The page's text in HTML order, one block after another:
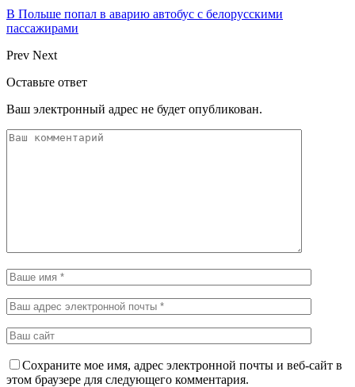
В Польше попал в аварию автобус с белорусскими
пассажирами
Prev Next
Оставьте ответ
Ваш электронный адрес не будет опубликован.
Сохраните мое имя, адрес электронной почты и веб-сайт в
этом браузере для следующего комментария.